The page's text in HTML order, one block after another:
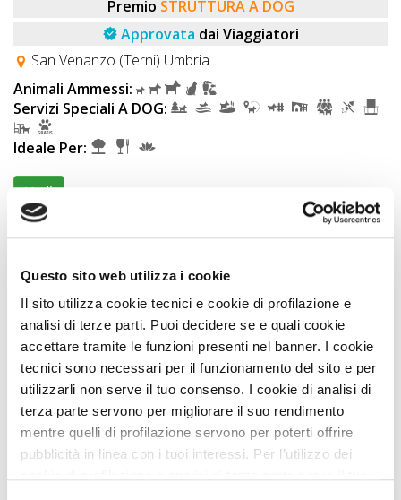
Questo sito web utilizza i cookie
Il sito utilizza cookie tecnici e cookie di profilazione e
analisi di terze parti. Puoi decidere se e quali cookie
accettare tramite le funzioni presenti nel banner. I cookie
tecnici sono necessari per il funzionamento del sito e per
utilizzarli non serve il tuo consenso. I cookie di analisi di
terza parte servono per migliorare il suo rendimento
mentre quelli di profilazione servono per poterti offrire
pubblicità in linea con i tuoi interessi. Per l’utilizzo dei
Premio STRUTTURA A DOG
Approvata dai Viaggiatori
San Venanzo (Terni) Umbria
Animali Ammessi:
Servizi Speciali A DOG:
Ideale Per:
Vedi
Agriturismi